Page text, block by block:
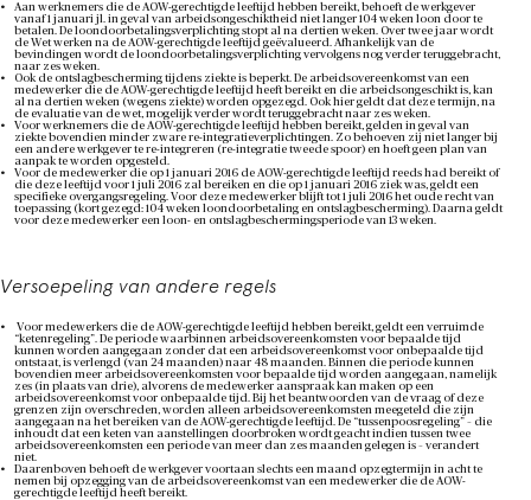
Aan werknemers die de AOW-gerechtigde leeftijd hebben bereikt, behoeft de werkgever
vanaf 1 januari jl. in geval van arbeidsongeschiktheid niet langer 104 weken loon door te
betalen. De loondoorbetalingsverplichting stopt al na dertien weken. Over twee jaar wordt
de Wet werken na de AOW-gerechtigde leeftijd geëvalueerd. Afhankelijk van de
bevindingen wordt de loondoorbetalingsverplichting vervolgens nog verder teruggebracht,
naar zes weken.
Ook de ontslagbescherming tijdens ziekte is beperkt. De arbeidsovereenkomst van een
medewerker die de AOW-gerechtigde leeftijd heeft bereikt en die arbeidsongeschikt is, kan
al na dertien weken (wegens ziekte) worden opgezegd. Ook hier geldt dat deze termijn, na
de evaluatie van de wet, mogelijk verder wordt teruggebracht naar zes weken.
Voor werknemers die de AOW-gerechtigde leeftijd hebben bereikt, gelden in geval van
ziekte bovendien minder zware re-integratieverplichtingen. Zo behoeven zij niet langer bij
een andere werkgever te re-integreren (re-integratie tweede spoor) en hoeft geen plan van
aanpak te worden opgesteld.
Voor de medewerker die op 1 januari 2016 de AOW-gerechtigde leeftijd reeds had bereikt of
die deze leeftijd voor 1 juli 2016 zal bereiken en die op 1 januari 2016 ziek was, geldt een
specifieke overgangsregeling. Voor deze medewerker blijft tot 1 juli 2016 het oude recht van
toepassing (kort gezegd: 104 weken loondoorbetaling en ontslagbescherming). Daarna geldt
voor deze medewerker een loon- en ontslagbeschermingsperiode van 13 weken.
Versoepeling van andere regels
Voor medewerkers die de AOW-gerechtigde leeftijd hebben bereikt, geldt een verruimde
“ketenregeling”. De periode waarbinnen arbeidsovereenkomsten voor bepaalde tijd
kunnen worden aangegaan zonder dat een arbeidsovereenkomst voor onbepaalde tijd
ontstaat, is verlengd (van 24 maanden) naar 48 maanden. Binnen die periode kunnen
bovendien meer arbeidsovereenkomsten voor bepaalde tijd worden aangegaan, namelijk
zes (in plaats van drie), alvorens de medewerker aanspraak kan maken op een
arbeidsovereenkomst voor onbepaalde tijd. Bij het beantwoorden van de vraag of deze
grenzen zijn overschreden, worden alleen arbeidsovereenkomsten meegeteld die zijn
aangegaan na het bereiken van de AOW-gerechtigde leeftijd. De “tussenpoosregeling” – die
inhoudt dat een keten van aanstellingen doorbroken wordt geacht indien tussen twee
arbeidsovereenkomsten een periode van meer dan zes maanden gelegen is – verandert
niet.
Daarenboven behoeft de werkgever voortaan slechts een maand opzegtermijn in acht te
nemen bij opzegging van de arbeidsovereenkomst van een medewerker die de AOW-
gerechtigde leeftijd heeft bereikt.